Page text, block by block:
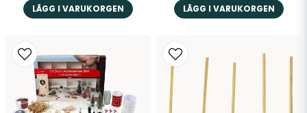
LÄGG I VARUKORGEN LÄGG I VARUKORGEN